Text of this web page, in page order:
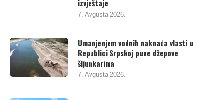
izvještaje
7. Avgusta 2026.
Umanjenjem vodnih naknada vlasti u
Republici Srpskoj pune džepove
šljunkarima
7. Avgusta 2026.